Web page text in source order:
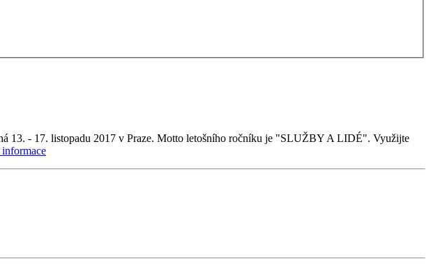
13. - 17. listopadu 2017 v Praze. Motto letošního ročníku je "SLUŽBY A LIDÉ". Využijte